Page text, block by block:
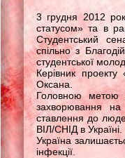
3 грудня 2012
статусом» та в
Студентський
спільно з
студентської
Керівник
Оксана.
Головною метою
захворювання на
ставлення до
ВІЛ/СНІД в Україні.
Україна
інфекції.